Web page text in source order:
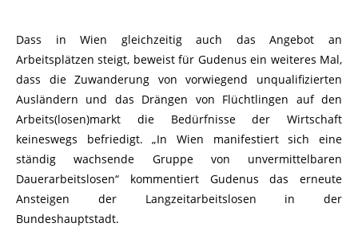
Dass in Wien gleichzeitig auch das Angebot an
Arbeitsplätzen steigt, beweist für Gudenus ein weiteres Mal,
dass die Zuwanderung von vorwiegend unqualifizierten
Ausländern und das Drängen von Flüchtlingen auf den
Arbeits(losen)markt die Bedürfnisse der Wirtschaft
keineswegs befriedigt. „In Wien manifestiert sich eine
ständig wachsende Gruppe von unvermittelbaren
Dauerarbeitslosen“ kommentiert Gudenus das erneute
Ansteigen der Langzeitarbeitslosen in der
Bundeshauptstadt.